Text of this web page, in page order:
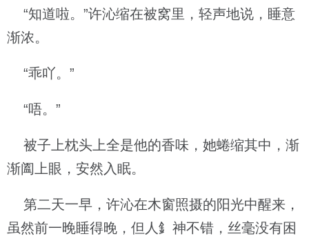
“知道啦。”许沁缩在被窝里，轻声地说，睡意
渐浓。
“乖吖。”
“唔。”
被子上枕头上全是他的香味，她蜷缩其中，渐
渐阖上眼，安然入眠。
第二天一早，许沁在木窗照摄的阳光中醒来，
虽然前一晚睡得晚，但人釒神不错，丝毫没有困